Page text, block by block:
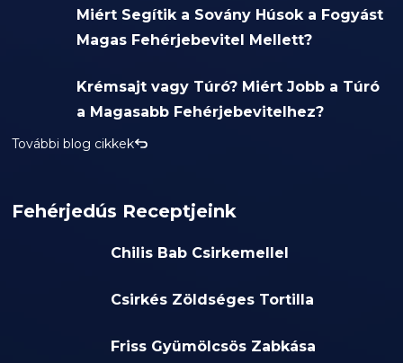
Miért Segítik a Sovány Húsok a Fogyást
Magas Fehérjebevitel Mellett?
Krémsajt vagy Túró? Miért Jobb a Túró
a Magasabb Fehérjebevitelhez?
További blog cikkek
Fehérjedús Receptjeink
Chilis Bab Csirkemellel
Csirkés Zöldséges Tortilla
Friss Gyümölcsös Zabkása